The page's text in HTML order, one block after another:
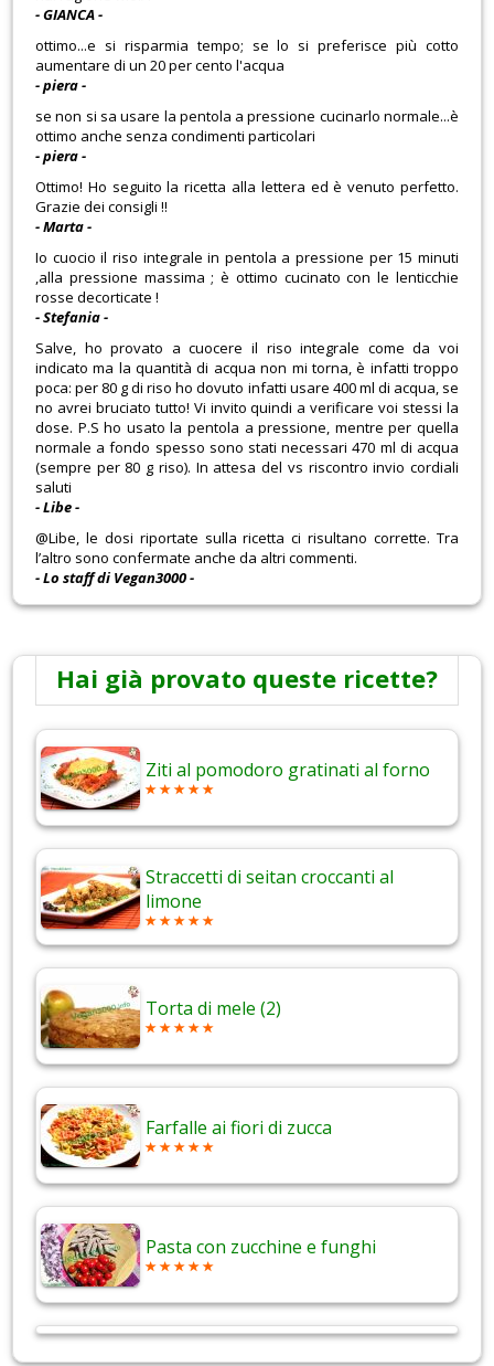
- GIANCA -
ottimo...e si risparmia tempo; se lo si preferisce più cotto
aumentare di un 20 per cento l'acqua
- piera -
se non si sa usare la pentola a pressione cucinarlo normale...è
ottimo anche senza condimenti particolari
- piera -
Ottimo! Ho seguito la ricetta alla lettera ed è venuto perfetto.
Grazie dei consigli !!
- Marta -
Io cuocio il riso integrale in pentola a pressione per 15 minuti
,alla pressione massima ; è ottimo cucinato con le lenticchie
rosse decorticate !
- Stefania -
Salve, ho provato a cuocere il riso integrale come da voi
indicato ma la quantità di acqua non mi torna, è infatti troppo
poca: per 80 g di riso ho dovuto infatti usare 400 ml di acqua, se
no avrei bruciato tutto! Vi invito quindi a verificare voi stessi la
dose. P.S ho usato la pentola a pressione, mentre per quella
normale a fondo spesso sono stati necessari 470 ml di acqua
(sempre per 80 g riso). In attesa del vs riscontro invio cordiali
saluti
- Libe -
@Libe, le dosi riportate sulla ricetta ci risultano corrette. Tra
l’altro sono confermate anche da altri commenti.
- Lo staff di Vegan3000 -
Hai già provato queste ricette?
Ziti al pomodoro gratinati al forno
Straccetti di seitan croccanti al
limone
Torta di mele (2)
Farfalle ai fiori di zucca
Pasta con zucchine e funghi